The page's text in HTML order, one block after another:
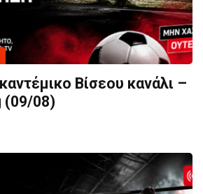
Βίσεου κανάλι –
(09/08)